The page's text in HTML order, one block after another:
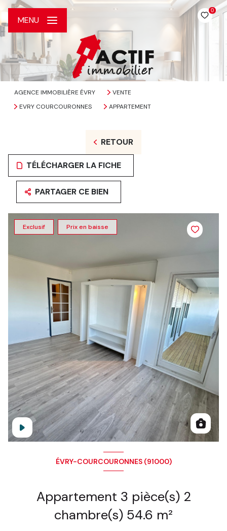
0
MENU
AGENCE IMMOBILIÈRE ÉVRY
VENTE
EVRY COURCOURONNES
APPARTEMENT
RETOUR
TÉLÉCHARGER LA FICHE
PARTAGER CE BIEN
Exclusif Prix en baisse
ÉVRY-COURCOURONNES (91000)
Appartement 3 pièce(s) 2
chambre(s) 54.6 m²